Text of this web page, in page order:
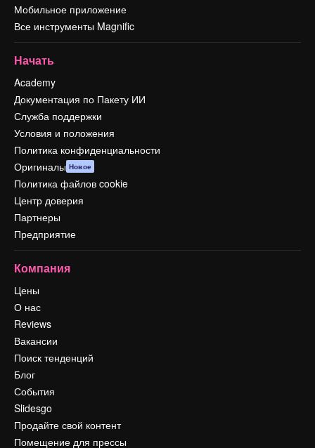
Мобильное приложение
Все инструменты Magnific
Начать
Academy
Документация по Пакету ИИ
Служба поддержки
Условия и положения
Политика конфиденциальности
Оригиналы Новое
Политика файлов cookie
Центр доверия
Партнеры
Предприятие
Компания
Цены
О нас
Reviews
Вакансии
Поиск тенденций
Блог
События
Slidesgo
Продайте свой контент
Помещение для прессы